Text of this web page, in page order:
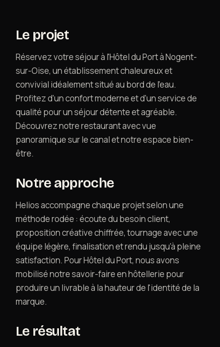
Le projet
Réservez votre séjour à l'Hôtel du Port à Nogent-
sur-Oise, un établissement chaleureux et
convivial idéalement situé au bord de l'eau.
Profitez d'un confort moderne et d'un service de
qualité pour un séjour détente et agréable.
Découvrez notre restaurant avec vue
panoramique sur le canal et notre espace bien-
être.
Notre approche
Helios accompagne chaque projet selon une
méthode rodée : écoute du besoin client,
proposition créative chiffrée, tournage avec une
équipe légère, finalisation et rendu jusqu'à pleine
satisfaction. Pour Hôtel du Port, nous avons
mobilisé notre savoir-faire en hôtellerie pour
produire un livrable à la hauteur de l'identité de la
marque.
Le résultat